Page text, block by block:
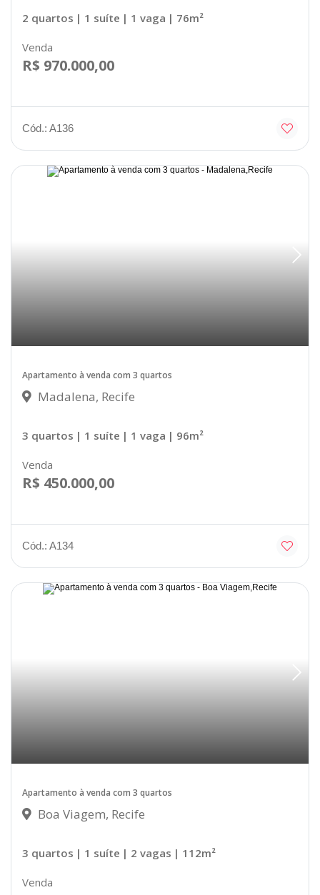
2 quartos | 1 suíte | 1 vaga | 76m²
Venda
R$ 970.000,00
Cód.: A136
Apartamento à venda com 3 quartos
Madalena, Recife
3 quartos | 1 suíte | 1 vaga | 96m²
Venda
R$ 450.000,00
Cód.: A134
Apartamento à venda com 3 quartos
Boa Viagem, Recife
3 quartos | 1 suíte | 2 vagas | 112m²
Venda